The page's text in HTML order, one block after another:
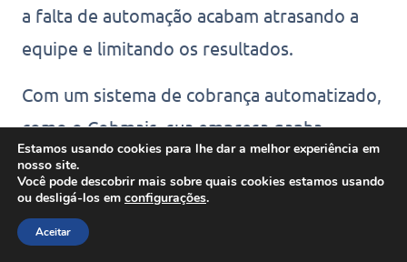
a falta de automação acabam atrasando a
equipe e limitando os resultados.
Com um sistema de cobrança automatizado,
como o Cobmais, sua empresa ganha
dashboards e relatórios em tempo real,
automação de tarefas repetitivas,
integrações com ferramentas do mercado e
Estamos usando cookies para lhe dar a melhor experiência em
nosso site.
Você pode descobrir mais sobre quais cookies estamos usando
ou desligá-los em configurações.
Aceitar